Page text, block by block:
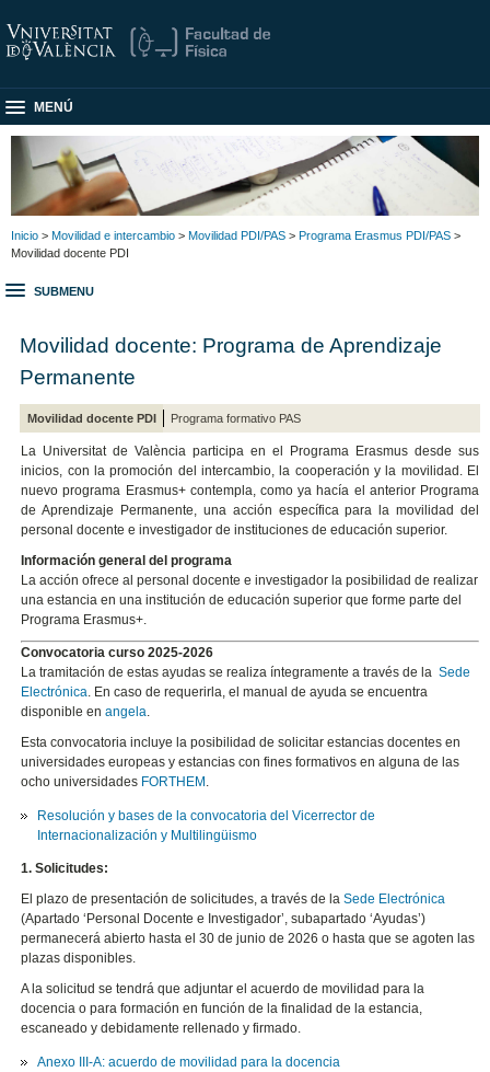
MENÚ
Inicio > Movilidad e intercambio > Movilidad PDI/PAS > Programa Erasmus PDI/PAS >
Movilidad docente PDI
SUBMENU
Movilidad docente: Programa de Aprendizaje
Permanente
Movilidad docente PDI Programa formativo PAS
La Universitat de València participa en el Programa Erasmus desde sus
inicios, con la promoción del intercambio, la cooperación y la movilidad. El
nuevo programa Erasmus+ contempla, como ya hacía el anterior Programa
de Aprendizaje Permanente, una acción específica para la movilidad del
personal docente e investigador de instituciones de educación superior.
Información general del programa
La acción ofrece al personal docente e investigador la posibilidad de realizar
una estancia en una institución de educación superior que forme parte del
Programa Erasmus+.
Convocatoria curso 2025-2026
La tramitación de estas ayudas se realiza íntegramente a través de la Sede
Electrónica. En caso de requerirla, el manual de ayuda se encuentra
disponible enangela.
Esta convocatoria incluye la posibilidad de solicitar estancias docentes en
universidades europeas y estancias con fines formativos en alguna de las
ocho universidades FORTHEM .
Resolución y bases de la convocatoria del Vicerrector de
Internacionalización y Multilingüismo
1. Solicitudes:
El plazo de presentación de solicitudes, a través de laSede Electrónica
(Apartado ‘Personal Docente e Investigador’, subapartado ‘Ayudas’)
permanecerá abierto hasta el 30 de junio de 2026 o hasta que se agoten las
plazas disponibles.
A la solicitud se tendrá que adjuntar el acuerdo de movilidad para la
docencia o para formación en función de la finalidad de la estancia,
escaneado y debidamente rellenado y firmado.
Anexo III-A: acuerdo de movilidad para la docencia